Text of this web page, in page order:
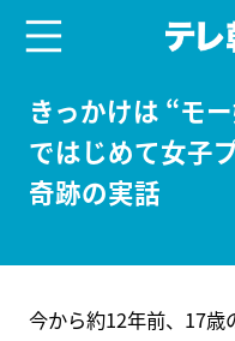
きっかけは “モ
ではじめて女子
奇跡の実話
今から約12年前、17歳